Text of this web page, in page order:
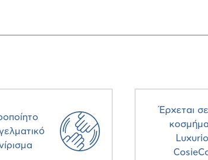
Έρχεται